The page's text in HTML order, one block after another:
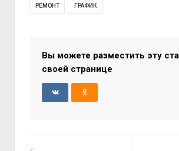
РЕМОНТ ГРАФИК
Вы можете разместить эту
своей странице